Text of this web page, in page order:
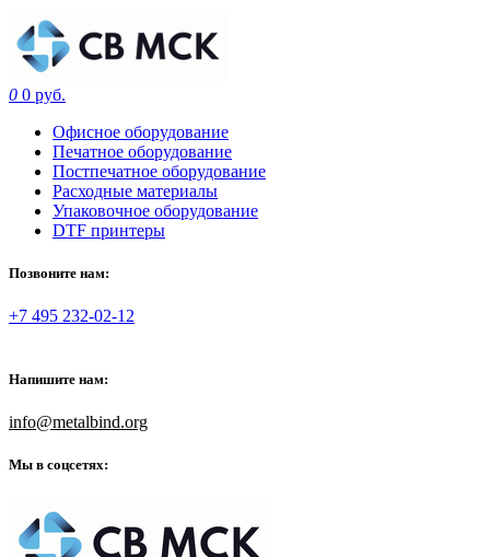
0 0 руб.
Офисное оборудование
Печатное оборудование
Постпечатное оборудование
Расходные материалы
Упаковочное оборудование
DTF принтеры
Позвоните нам:
+7 495 232-02-12
Напишите нам:
info@metalbind.org
Мы в соцсетях: